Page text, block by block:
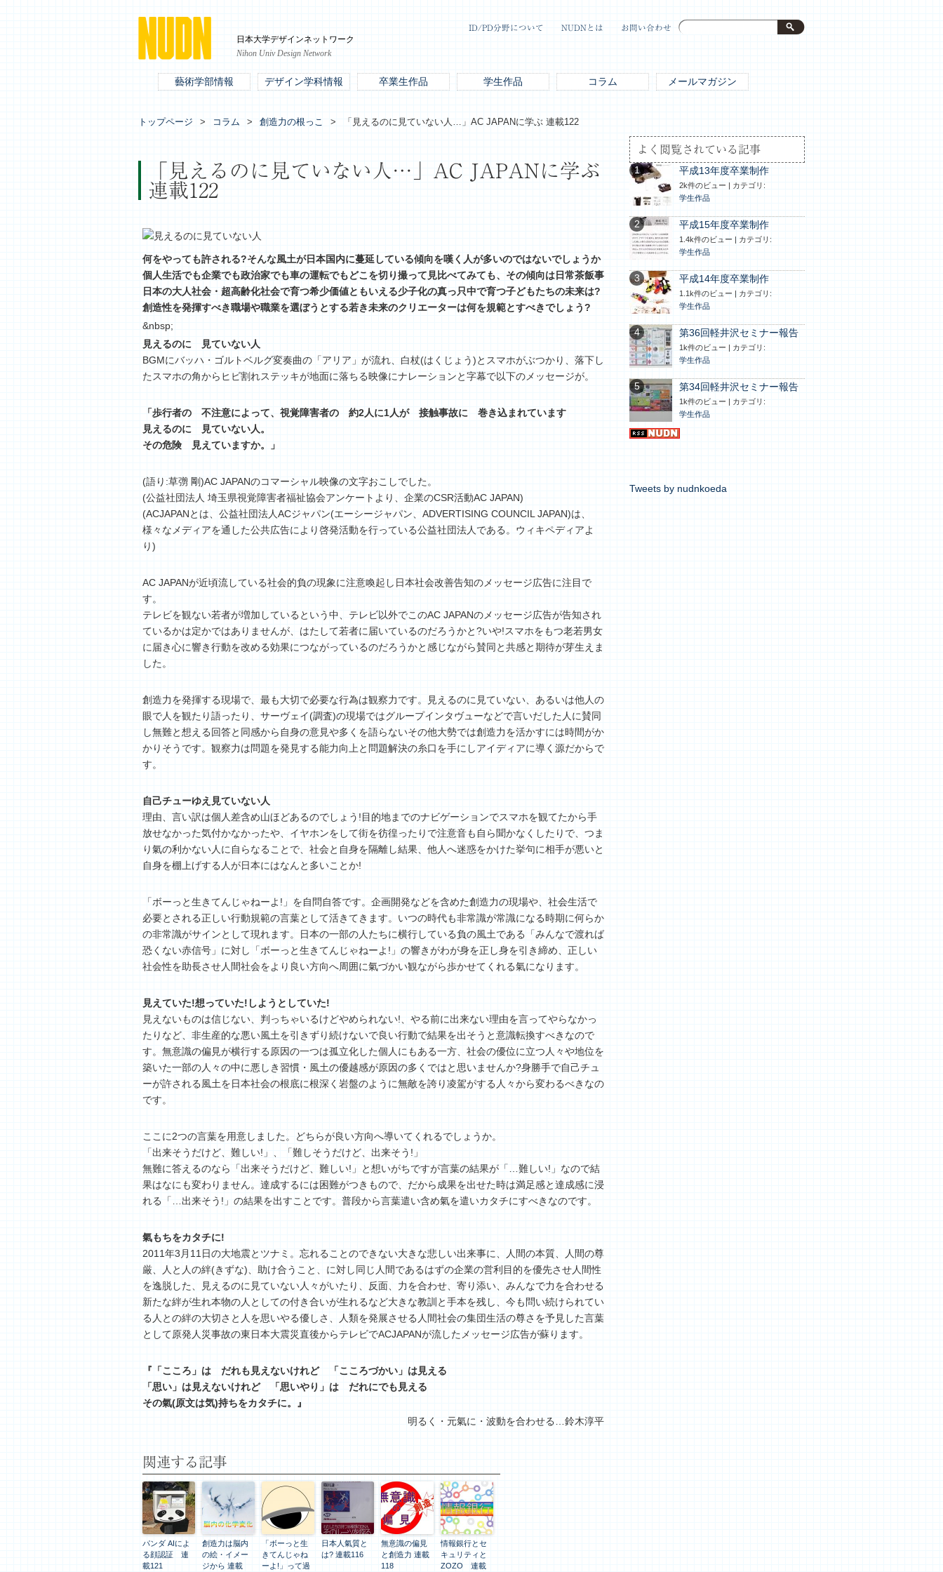
日本大学デザインネットワーク
Nihon Univ Design Network
ID/PD分野について NUDNとは お問い合わせ
藝術学部情報 デザイン学科情報 卒業生作品 学生作品 コラム メールマガジン
トップページ コラム 創造力の根っこ 「見えるのに見ていない人…」AC JAPANに学ぶ 連載122
「見えるのに見ていない人…」AC JAPANに学ぶ
連載122
何をやっても許される?そんな風土が日本国内に蔓延している傾向を嘆く人が多いのではないでしょうか
個人生活でも企業でも政治家でも車の運転でもどこを切り撮って見比べてみても、その傾向は日常茶飯事
日本の大人社会・超高齢化社会で育つ希少価値ともいえる少子化の真っ只中で育つ子どもたちの未来は?
創造性を発揮すべき職場や職業を選ぼうとする若き未来のクリエーターは何を規範とすべきでしょう?
&nbsp;
見えるのに 見ていない人
BGMにバッハ・ゴルトベルグ変奏曲の「アリア」が流れ、白杖(はくじょう)とスマホがぶつかり、落下し
たスマホの角からヒビ割れステッキが地面に落ちる映像にナレーションと字幕で以下のメッセージが。
「歩行者の 不注意によって、視覚障害者の 約2人に1人が 接触事故に 巻き込まれています
見えるのに 見ていない人。
その危険 見えていますか。」
(語り:草彅 剛)AC JAPANのコマーシャル映像の文字おこしでした。
(公益社団法人 埼玉県視覚障害者福祉協会アンケートより、企業のCSR活動AC JAPAN)
(ACJAPANとは、公益社団法人ACジャパン(エーシージャパン、ADVERTISING COUNCIL JAPAN)は、
様々なメディアを通した公共広告により啓発活動を行っている公益社団法人である。ウィキペディアよ
り)
AC JAPANが近頃流している社会的負の現象に注意喚起し日本社会改善告知のメッセージ広告に注目で
す。
テレビを観ない若者が増加しているという中、テレビ以外でこのAC JAPANのメッセージ広告が告知され
ているかは定かではありませんが、はたして若者に届いているのだろうかと?いや!スマホをもつ老若男女
に届き心に響き行動を改める効果につながっているのだろうかと感じながら賛同と共感と期待が芽生えま
した。
創造力を発揮する現場で、最も大切で必要な行為は観察力です。見えるのに見ていない、あるいは他人の
眼で人を観たり語ったり、サーヴェイ(調査)の現場ではグループインタヴューなどで言いだした人に賛同
し無難と想える回答と同感から自身の意見や多くを語らないその他大勢では創造力を活かすには時間がか
かりそうです。観察力は問題を発見する能力向上と問題解決の糸口を手にしアイディアに導く源だからで
す。
自己チューゆえ見ていない人
理由、言い訳は個人差含め山ほどあるのでしょう!目的地までのナビゲーションでスマホを観てたから手
放せなかった気付かなかったや、イヤホンをして街を彷徨ったりで注意音も自ら聞かなくしたりで、つま
り氣の利かない人に自らなることで、社会と自身を隔離し結果、他人へ迷惑をかけた挙句に相手が悪いと
自身を棚上げする人が日本にはなんと多いことか!
「ボーっと生きてんじゃねーよ!」を自問自答です。企画開発などを含めた創造力の現場や、社会生活で
必要とされる正しい行動規範の言葉として活きてきます。いつの時代も非常識が常識になる時期に何らか
の非常識がサインとして現れます。日本の一部の人たちに横行している負の風土である「みんなで渡れば
恐くない赤信号」に対し「ボーっと生きてんじゃねーよ!」の響きがわが身を正し身を引き締め、正しい
社会性を助長させ人間社会をより良い方向へ周囲に氣づかい観ながら歩かせてくれる氣になります。
見えていた!想っていた!しようとしていた!
見えないものは信じない、判っちゃいるけどやめられない!、やる前に出来ない理由を言ってやらなかっ
たりなど、非生産的な悪い風土を引きずり続けないで良い行動で結果を出そうと意識転換すべきなので
す。無意識の偏見が横行する原因の一つは孤立化した個人にもある一方、社会の優位に立つ人々や地位を
築いた一部の人々の中に悪しき習慣・風土の優越感が原因の多くではと思いませんか?身勝手で自己チュ
ーが許される風土を日本社会の根底に根深く岩盤のように無敵を誇り凌駕がする人々から変わるべきなの
です。
ここに2つの言葉を用意しました。どちらが良い方向へ導いてくれるでしょうか。
「出来そうだけど、難しい!」、「難しそうだけど、出来そう!」
無難に答えるのなら「出来そうだけど、難しい!」と想いがちですが言葉の結果が「…難しい!」なので結
果はなにも変わりません。達成するには困難がつきもので、だから成果を出せた時は満足感と達成感に浸
れる「…出来そう!」の結果を出すことです。普段から言葉遣い含め氣を遣いカタチにすべきなのです。
氣もちをカタチに!
2011年3月11日の大地震とツナミ。忘れることのできない大きな悲しい出来事に、人間の本質、人間の尊
厳、人と人の絆(きずな)、助け合うこと、に対し同じ人間であるはずの企業の営利目的を優先させ人間性
を逸脱した、見えるのに見ていない人々がいたり、反面、力を合わせ、寄り添い、みんなで力を合わせる
新たな絆が生れ本物の人としての付き合いが生れるなど大きな教訓と手本を残し、今も問い続けられてい
る人との絆の大切さと人を思いやる優しさ、人類を発展させる人間社会の集団生活の尊さを予見した言葉
として原発人災事故の東日本大震災直後からテレビでACJAPANが流したメッセージ広告が蘇ります。
『「こころ」は だれも見えないけれど 「こころづかい」は見える
「思い」は見えないけれど 「思いやり」は だれにでも見える
その氣(原文は気)持ちをカタチに。』
明るく・元氣に・波動を合わせる…鈴木淳平
関連する記事
パンダ AIによ
る顔認証 連
載121
創造力は脳内
の絵・イメー
ジから 連載
「ボーっと生
きてんじゃね
ーよ!」って過
日本人氣質と
は? 連載116
無意識の偏見
と創造力 連載
118
情報銀行とセ
キュリティと
ZOZO 連載
よく閲覧されている記事
平成13年度卒業制作
2k件のビュー | カテゴリ:
学生作品
平成15年度卒業制作
1.4k件のビュー | カテゴリ:
学生作品
平成14年度卒業制作
1.1k件のビュー | カテゴリ:
学生作品
第36回軽井沢セミナー報告
1k件のビュー | カテゴリ:
学生作品
第34回軽井沢セミナー報告
1k件のビュー | カテゴリ:
学生作品
Tweets by nudnkoeda